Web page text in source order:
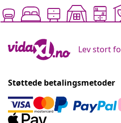
Lev stort
Støttede betalingsmetoder